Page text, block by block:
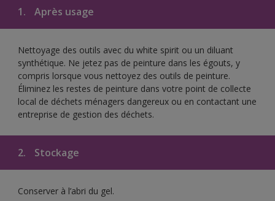
1. Après usage
Nettoyage des outils avec du white spirit ou un diluant
synthétique. Ne jetez pas de peinture dans les égouts, y
compris lorsque vous nettoyez des outils de peinture.
Éliminez les restes de peinture dans votre point de collecte
local de déchets ménagers dangereux ou en contactant une
entreprise de gestion des déchets.
2. Stockage
Conserver à l’abri du gel.